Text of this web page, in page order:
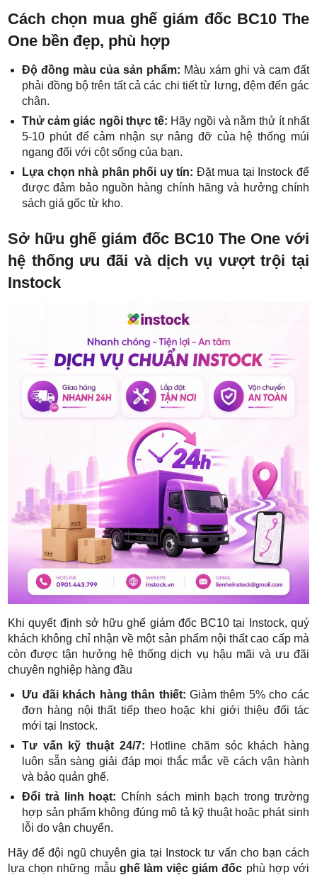
Cách chọn mua ghế giám đốc BC10 The
One bền đẹp, phù hợp
Độ đồng màu của sản phẩm: Màu xám ghi và cam đất
phải đồng bộ trên tất cả các chi tiết từ lưng, đệm đến gác
chân.
Thử cảm giác ngồi thực tế: Hãy ngồi và nằm thử ít nhất
5-10 phút để cảm nhận sự nâng đỡ của hệ thống múi
ngang đối với cột sống của bạn.
Lựa chọn nhà phân phối uy tín: Đặt mua tại Instock để
được đảm bảo nguồn hàng chính hãng và hưởng chính
sách giá gốc từ kho.
Sở hữu ghế giám đốc BC10 The One với
hệ thống ưu đãi và dịch vụ vượt trội tại
Instock
Khi quyết định sở hữu ghế giám đốc BC10 tại Instock, quý
khách không chỉ nhận về một sản phẩm nội thất cao cấp mà
còn được tận hưởng hệ thống dịch vụ hậu mãi và ưu đãi
chuyên nghiệp hàng đầu
Ưu đãi khách hàng thân thiết: Giảm thêm 5% cho các
đơn hàng nội thất tiếp theo hoặc khi giới thiệu đối tác
mới tại Instock.
Tư vấn kỹ thuật 24/7: Hotline chăm sóc khách hàng
luôn sẵn sàng giải đáp mọi thắc mắc về cách vận hành
và bảo quản ghế.
Đổi trả linh hoạt:Chính sách minh bạch trong trường
hợp sản phẩm không đúng mô tả kỹ thuật hoặc phát sinh
lỗi do vận chuyển.
Hãy để đội ngũ chuyên gia tại Instock tư vấn cho bạn cách
lựa chọn những mẫu ghế làm việc giám đốc phù hợp với